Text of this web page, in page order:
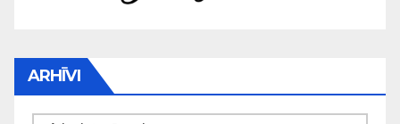
ARHĪVI